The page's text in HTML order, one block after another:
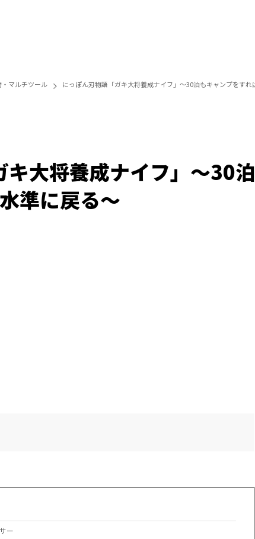
マルチツール にっぽん刃物語「ガキ大将養成ナイフ」～30泊もキャンプをすれ
キ大将養成ナイフ」～30
準に戻る～
ー